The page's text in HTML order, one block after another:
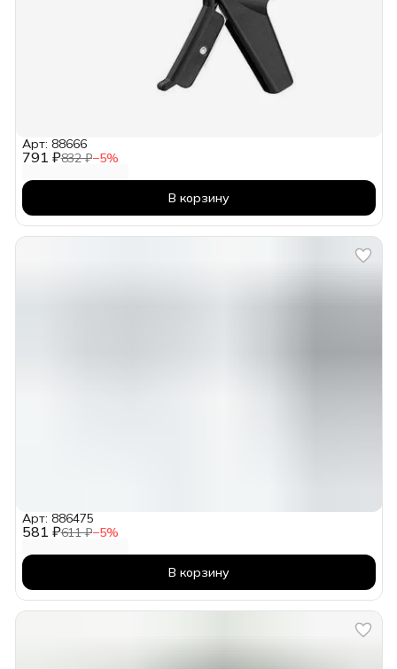
791 ₽832 ₽−5%
Арт: 88666
В корзину
581 ₽611 ₽−5%
Арт: 886475
В корзину